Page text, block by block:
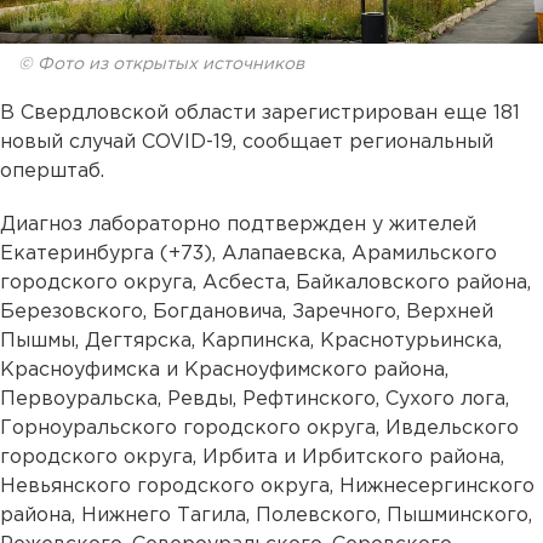
© Фото из открытых источников
В Свердловской области зарегистрирован еще 181
новый случай COVID-19, сообщает региональный
оперштаб.
Диагноз лабораторно подтвержден у жителей
Екатеринбурга (+73), Алапаевска, Арамильского
городского округа, Асбеста, Байкаловского района,
Березовского, Богдановича, Заречного, Верхней
Пышмы, Дегтярска, Карпинска, Краснотурьинска,
Красноуфимска и Красноуфимского района,
Первоуральска, Ревды, Рефтинского, Сухого лога,
Горноуральского городского округа, Ивдельского
городского округа, Ирбита и Ирбитского района,
Невьянского городского округа, Нижнесергинского
района, Нижнего Тагила, Полевского, Пышминского,